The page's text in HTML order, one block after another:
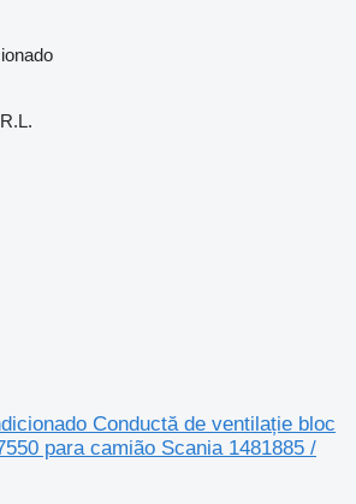
Conductă de ventilație bloc
para camião Scania 1481885 /